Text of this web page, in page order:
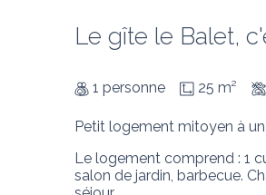
Le gîte le Balet,
1 personne 25 m²
Petit logement mitoyen à
Le logement comprend : 1
salon de jardin, barbecue.